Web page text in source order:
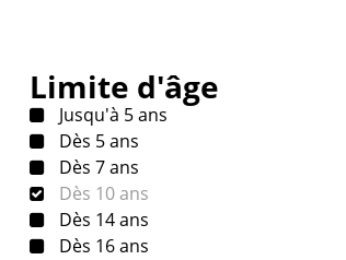
Limite d'âge
Jusqu'à 5 ans
Dès 5 ans
Dès 7 ans
Dès 10 ans
Dès 14 ans
Dès 16 ans